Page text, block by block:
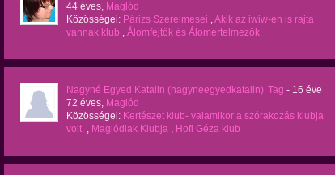
44 éves, Maglód
Közösségei: Párizs Szerelmesei ,Akik az iwiw-en is rajta
vannak klub , Álomfejtők és Álomértelmezők
Nagyné Egyed Katalin (nagyneegyedkatalin) Tag - 16 éve
72 éves, Maglód
Közösségei: Kertészet klub- valamikor a szórakozás klubja
volt. , Maglódiak Klubja , Hofi Géza klub